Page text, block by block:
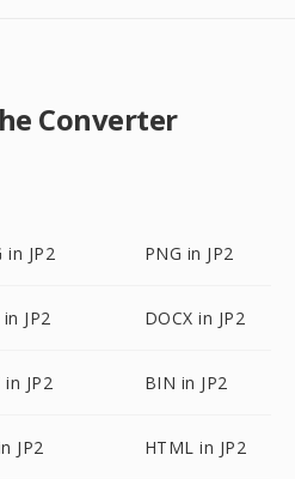
Converter
in JP2 PNG in JP2
JP2 DOCX in JP2
in JP2 BIN in JP2
JP2 HTML in JP2